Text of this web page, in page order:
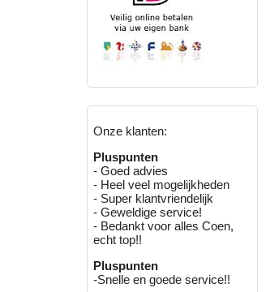
Onze klanten:
Pluspunten
- Goed advies
- Heel veel mogelijkheden
- Super klantvriendelijk
- Geweldige service!
- Bedankt voor alles Coen,
echt top!!
Pluspunten
-Snelle en goede service!!